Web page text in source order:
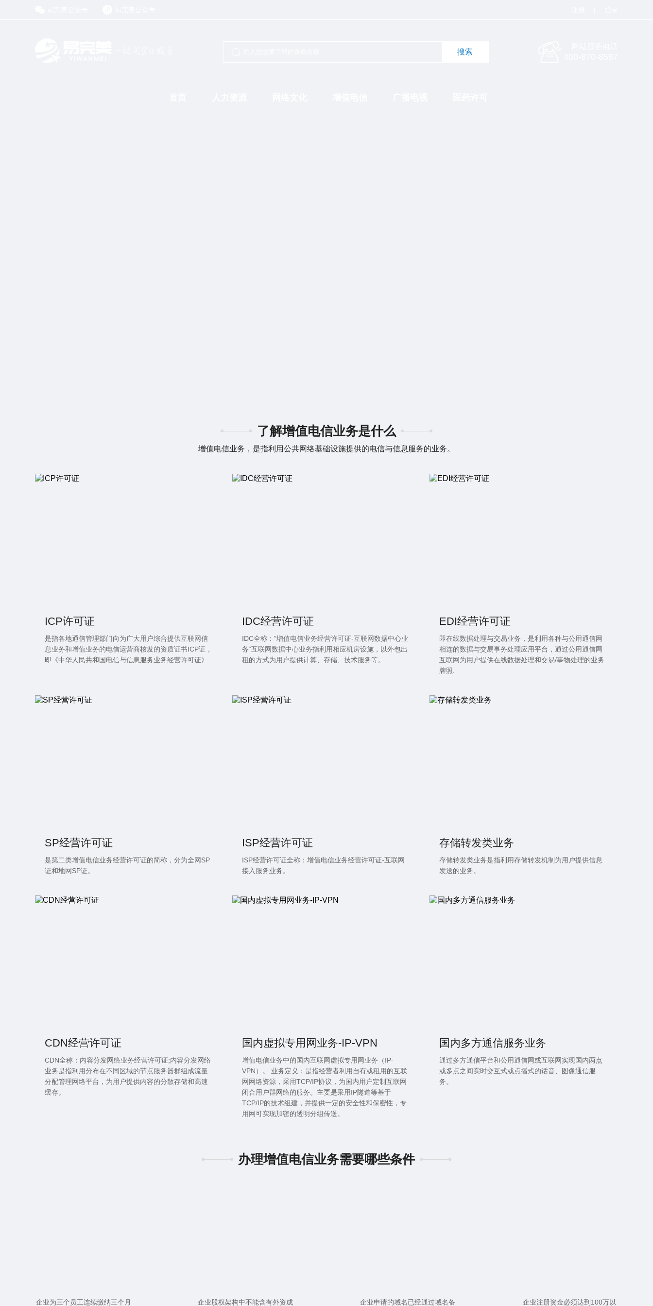
了解增值电信业务是什么
增值电信业务，是指利用公共网络基础设施提供的电信与信息服务的业务。
ICP许可证
是指各地通信管理部门向为广大用户综合提供互联网信
息业务和增值业务的电信运营商核发的资质证书ICP证，
即《中华人民共和国电信与信息服务业务经营许可证》
IDC经营许可证
IDC全称：”增值电信业务经营许可证-互联网数据中心业
务“互联网数据中心业务指利用相应机房设施，以外包出
租的方式为用户提供计算、存储、技术服务等。
EDI经营许可证
即在线数据处理与交易业务，是利用各种与公用通信网
相连的数据与交易事务处理应用平台，通过公用通信网
互联网为用户提供在线数据处理和交易/事物处理的业务
牌照.
SP经营许可证
是第二类增值电信业务经营许可证的简称，分为全网SP
证和地网SP证。
ISP经营许可证
ISP经营许可证全称：增值电信业务经营许可证-互联网
接入服务业务。
存储转发类业务
存储转发类业务是指利用存储转发机制为用户提供信息
发送的业务。
CDN经营许可证
CDN全称：内容分发网络业务经营许可证;内容分发网络
业务是指利用分布在不同区域的节点服务器群组成流量
分配管理网络平台，为用户提供内容的分散存储和高速
缓存。
国内虚拟专用网业务-IP-VPN
增值电信业务中的国内互联网虚拟专用网业务（IP-
VPN）。 业务定义：是指经营者利用自有或租用的互联
网网络资源，采用TCP/IP协议，为国内用户定制互联网
闭合用户群网络的服务。主要是采用IP隧道等基于
TCP/IP的技术组建，并提供一定的安全性和保密性，专
用网可实现加密的透明分组传送。
国内多方通信服务业务
通过多方通信平台和公用通信网或互联网实现国内两点
或多点之间实时交互式或点播式的话音、图像通信服
务。
办理增值电信业务需要哪些条件
企业为三个员工连续缴纳三个月
企业股权架构中不能含有外资成
企业申请的域名已经通过域名备
企业注册资金必须达到100万以